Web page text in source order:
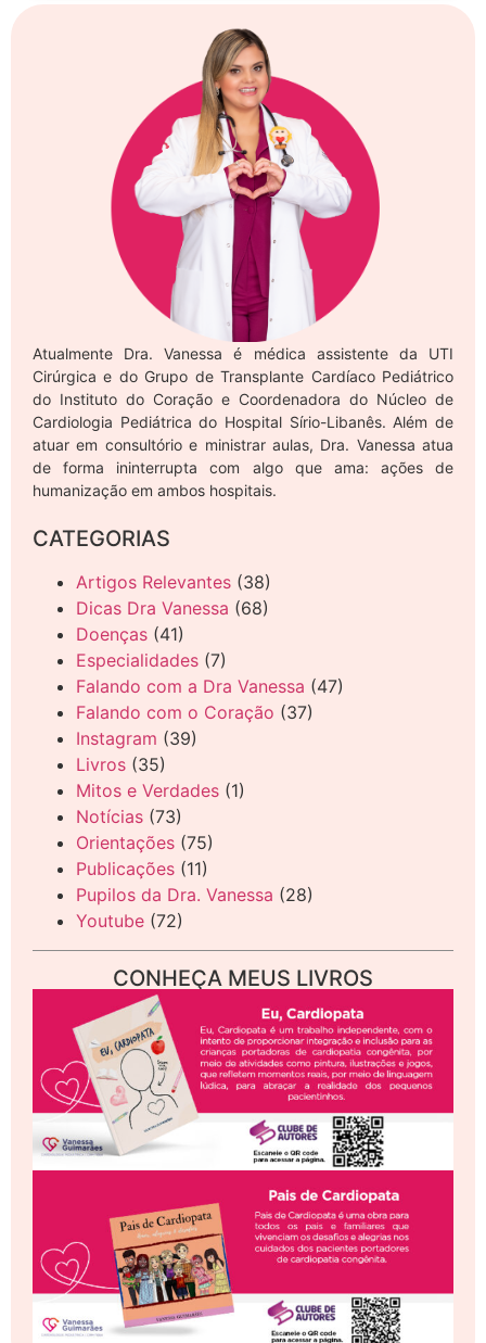
Atualmente Dra. Vanessa é médica assistente da UTI
Cirúrgica e do Grupo de Transplante Cardíaco Pediátrico
do Instituto do Coração e Coordenadora do Núcleo de
Cardiologia Pediátrica do Hospital Sírio-Libanês. Além de
atuar em consultório e ministrar aulas, Dra. Vanessa atua
de forma ininterrupta com algo que ama: ações de
humanização em ambos hospitais.
CATEGORIAS
Artigos Relevantes (38)
Dicas Dra Vanessa (68)
Doenças (41)
Especialidades (7)
Falando com a Dra Vanessa (47)
Falando com o Coração (37)
Instagram (39)
Livros (35)
Mitos e Verdades (1)
Notícias (73)
Orientações (75)
Publicações (11)
Pupilos da Dra. Vanessa (28)
Youtube (72)
CONHEÇA MEUS LIVROS